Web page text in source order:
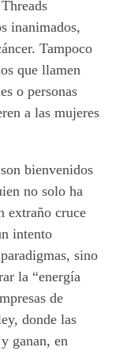
inanimados,
Tampoco
que llamen
o personas
a las mujeres
bienvenidos
no solo ha
extraño cruce
intento
sino
la “energía
de
donde las
ganan, en